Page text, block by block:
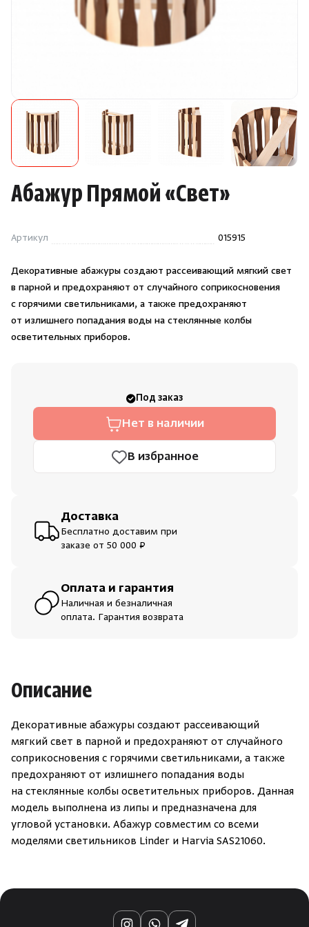
Камни для печей
Запчасти
Отопление
Для хаммама
Аксессуары для печей
Ароматы
Душевые поддоны и системы слива
Лёдогенераторы
Краны
Абажур Прямой «Свет»
Артикул 015915
Декоративные абажуры создают рассеивающий мягкий свет
в парной и предохраняют от случайного соприкосновения
с горячими светильниками, а также предохраняют
от излишнего попадания воды на стеклянные колбы
осветительных приборов.
Под заказ
Нет в наличии
В избранное
Доставка
Бесплатно доставим при
заказе от 50 000 ₽
Оплата и гарантия
Наличная и безналичная
оплата. Гарантия возврата
Описание
Декоративные абажуры создают рассеивающий
мягкий свет в парной и предохраняют от случайного
соприкосновения с горячими светильниками, а также
предохраняют от излишнего попадания воды
на стеклянные колбы осветительных приборов. Данная
модель выполнена из липы и предназначена для
угловой установки. Абажур cовместим со всеми
моделями светильников Linder и Harvia SAS21060.
На главную
Войти
Нет аккаунта? Зарегистрироваться
Зарегистрироваться
Уже есть аккаунт?